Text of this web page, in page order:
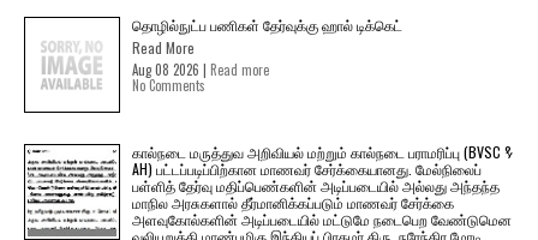
தொழில்நுட்ப பணிகள் தேர்வுக்கு ஹால் ​டிக்கெட்
Read More
Aug 08 2026 | Read more
No Comments
கால்நடை மருத்துவ அறிவியல் மற்றும் கால்நடை பராமரிப்பு (BVSC &
AH) பட்டப்படிப்பிற்கான மாணவர் சேர்க்கையானது. மேல்நிலைப்
பள்ளித் தேர்வு மதிப்பெண்களின் அடிப்படையில் அல்லது அந்தந்த
மாநில அரசுகளால் தீர்மானிக்கப்படும் மாணவர் சேர்க்கை
அளவுகோல்களின் அடிப்படையில் மட்டுமே நடைபெற வேண்டுமென
வலியுறுத்தி மாண்புமிகு இந்தியப் பிரதமர் திரு. நரேந்திர மோடி